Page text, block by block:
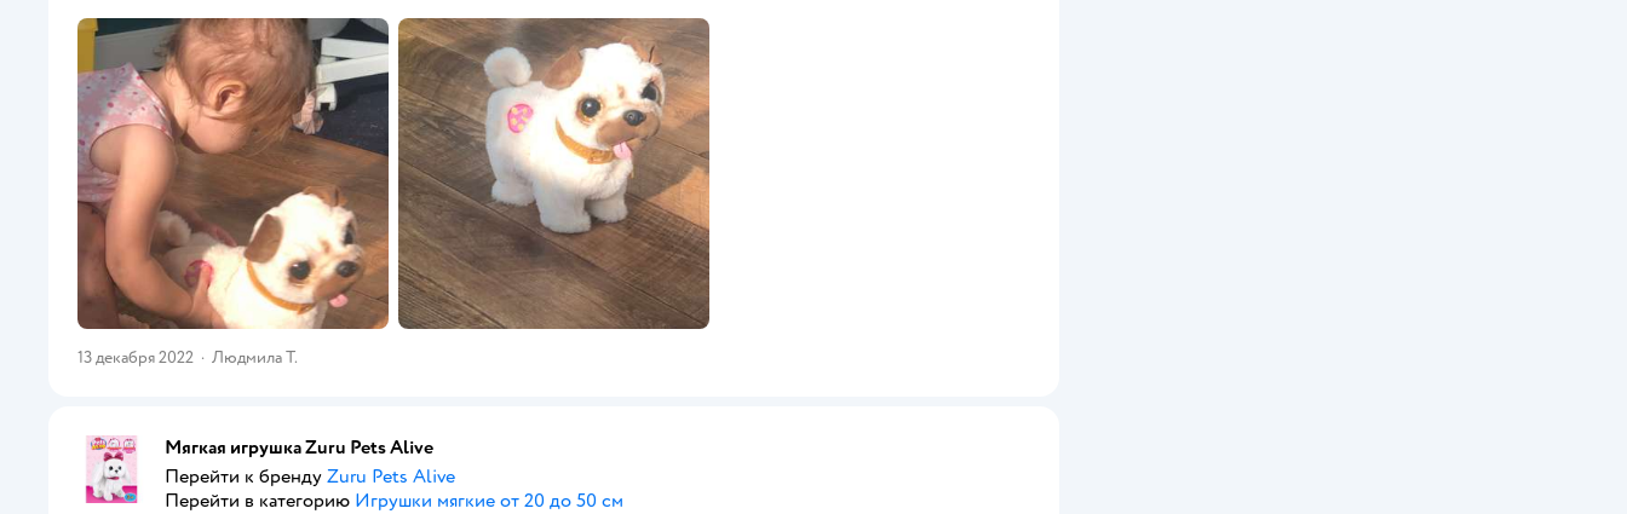
13 декабря 2022 · Людмила Т.
Мягкая игрушка Zuru Pets Alive
Перейти к бренду Zuru Pets Alive
Перейти в категорию Игрушки мягкие от 20 до 50 см